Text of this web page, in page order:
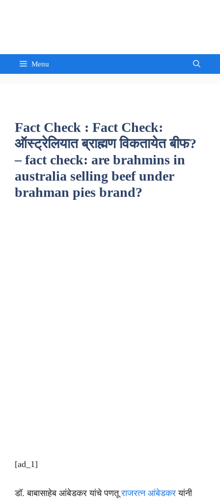
Menu
Fact Check : Fact Check:
ऑस्ट्रेलियात ब्राह्मण विकतायेत बीफ?
– fact check: are brahmins in
australia selling beef under
brahman pies brand?
[ad_1]
डॉ. बाबासाहेब आंबेडकर यांचे पणतूराजरत्न आंबेडकर यांनी